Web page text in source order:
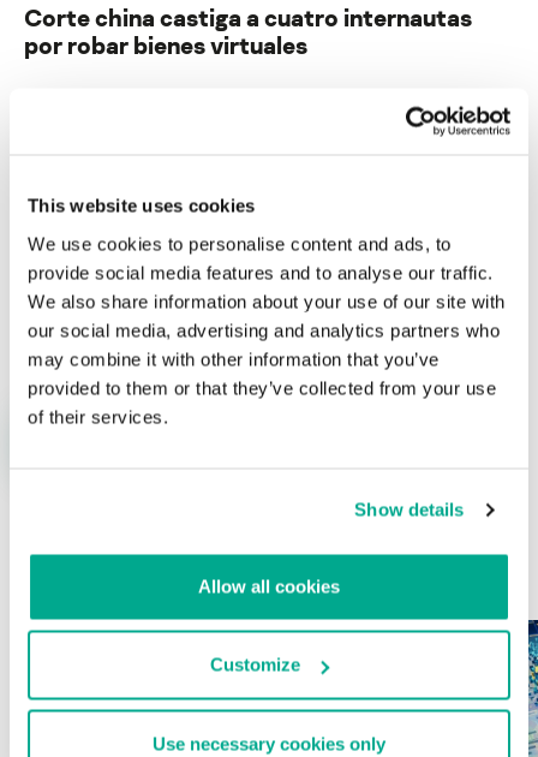
This website uses cookies
We use cookies to personalise content and ads, to
provide social media features and to analyse our traffic.
We also share information about your use of our site with
our social media, advertising and analytics partners who
may combine it with other information that you’ve
provided to them or that they’ve collected from your use
of their services.
Show details
Allow all cookies
Customize
Use necessary cookies only
Corte china castiga a cuatro internautas
por robar bienes virtuales
Nombre* Correo electrónico *
ÚLTIMAS PUBLICACIONES